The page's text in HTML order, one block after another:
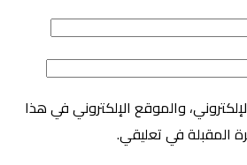
والموقع الإلكتروني في هذا
المقبلة في تعليقي.